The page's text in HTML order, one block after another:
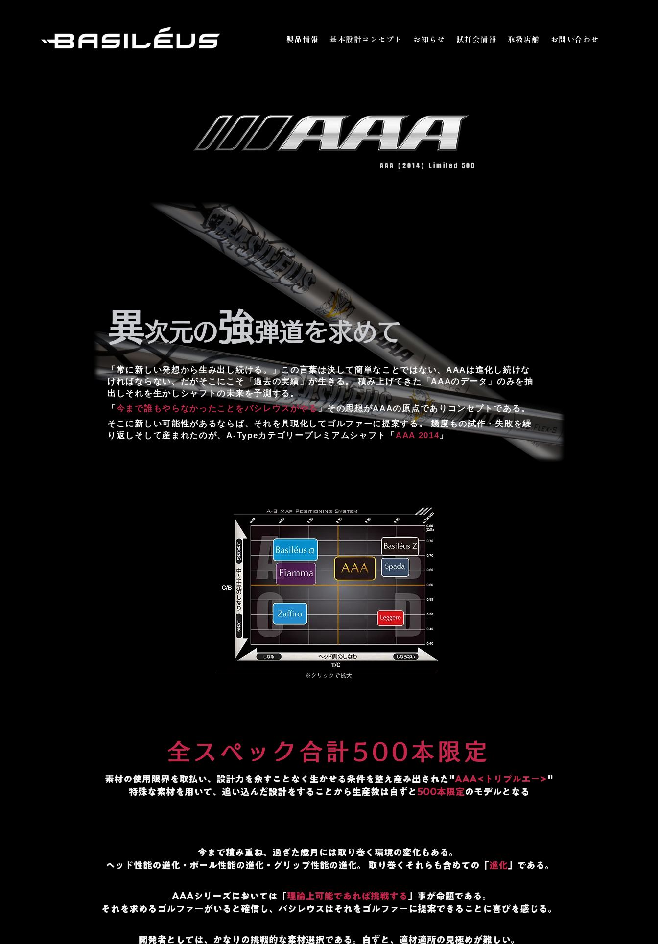
製品情報 基本設計コンセプト お知らせ 試打会情報 取扱店舗 お問い合わせ
AAA 【2014】Limited 500
「常に新しい発想から生み出し続ける。」この言葉は決して簡単なことではない、AAAは進化し続けな
ければならない、だがそこにこそ「過去の実績」が生きる。 積み上げてきた「AAAのデータ」のみを抽
出しそれを生かしシャフトの未来を予測する。
異次元の強弾道を求めて
「 今まで誰もやらなかったことをバシレウスがやる」その思想がAAAの原点でありコンセプトである。
そこに新しい可能性があるならば、それを具現化してゴルファーに提案する。 幾度もの試作・失敗を繰
り返しそして産まれたのが、A-Typeカテゴリープレミアムシャフト「 AAA 2014 」
※クリックで拡大
全スペック合計500本限定
素材の使用限界を取払い、設計力を余すことなく生かせる条件を整え産み出された"AAA<トリプルエー> "
特殊な素材を用いて、追い込んだ設計をすることから生産数は自ずと 500本限定のモデルとなる
今まで積み重ね、過ぎた歳月には取り巻く環境の変化もある。
ヘッド性能の進化・ボール性能の進化・グリップ性能の進化。 取り巻くそれらも含めての「進化 」である。
AAAシリーズにおいては「理論上可能であれば挑戦する
」事が命題である。
それを求めるゴルファーがいると確信し、バシレウスはそれをゴルファーに提案できることに喜びを感じる。
開発者としては、かなりの挑戦的な素材選択である。自ずと、適材適所の見極めが難しい。